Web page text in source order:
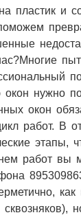
пластик и
окон нужно
окон
работ. В
этапы,
работ вы
как